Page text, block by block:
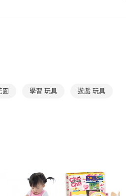
後，依約使用本公司帳單繳交帳款。
務後，再付款。
先享後付」後，將跳轉至「AFTEE先享後
，請瀏覽以下網址：
徵得法定代理人或監護人之同意方可使用
含以上)免運費
園 學習 玩具 遊戲 玩具